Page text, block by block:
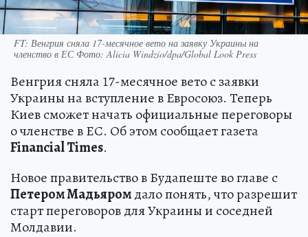
FT: Венгрия сняла 17-месячное вето на заявку Украины на
членство в ЕС Фото: Alicia Windzio/dpa/Global Look Press
Венгрия сняла 17-месячное вето с заявки
Украины на вступление в Евросоюз. Теперь
Киев сможет начать официальные переговоры
о членстве в ЕС. Об этом сообщает газета
Financial Times.
Новое правительство в Будапеште во главе с
Петером Мадьяромдало понять, что разрешит
старт переговоров для Украины и соседней
Молдавии.